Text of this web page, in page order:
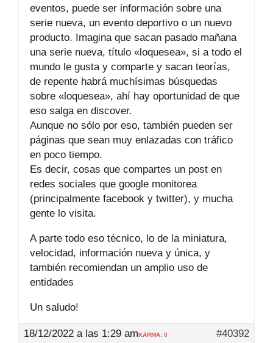
eventos, puede ser información sobre una
serie nueva, un evento deportivo o un nuevo
producto. Imagina que sacan pasado mañana
una serie nueva, título «loquesea», si a todo el
mundo le gusta y comparte y sacan teorías,
de repente habrá muchísimas búsquedas
sobre «loquesea», ahí hay oportunidad de que
eso salga en discover.
Aunque no sólo por eso, también pueden ser
páginas que sean muy enlazadas con tráfico
en poco tiempo.
Es decir, cosas que compartes un post en
redes sociales que google monitorea
(principalmente facebook y twitter), y mucha
gente lo visita.
A parte todo eso técnico, lo de la miniatura,
velocidad, información nueva y única, y
también recomiendan un amplio uso de
entidades
Un saludo!
18/12/2022 a las 1:29 am #40392
KARMA: 0